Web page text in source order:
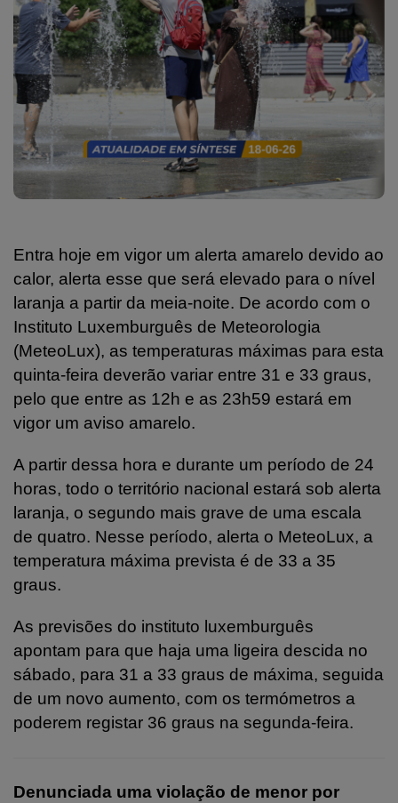
Entra hoje em vigor um alerta amarelo devido ao
calor, alerta esse que será elevado para o nível
laranja a partir da meia-noite. De acordo com o
Instituto Luxemburguês de Meteorologia
(MeteoLux), as temperaturas máximas para esta
quinta-feira deverão variar entre 31 e 33 graus,
pelo que entre as 12h e as 23h59 estará em
vigor um aviso amarelo.
A partir dessa hora e durante um período de 24
horas, todo o território nacional estará sob alerta
laranja, o segundo mais grave de uma escala
de quatro. Nesse período, alerta o MeteoLux, a
temperatura máxima prevista é de 33 a 35
graus.
As previsões do instituto luxemburguês
apontam para que haja uma ligeira descida no
sábado, para 31 a 33 graus de máxima, seguida
de um novo aumento, com os termómetros a
poderem registar 36 graus na segunda-feira.
Denunciada uma violação de menor por